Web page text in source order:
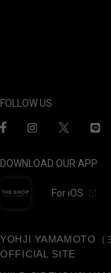
FOLLOW US
DOWNLOAD OUR APP
For iOS
YOHJI YAMAMOTO（
OFFICIAL SITE